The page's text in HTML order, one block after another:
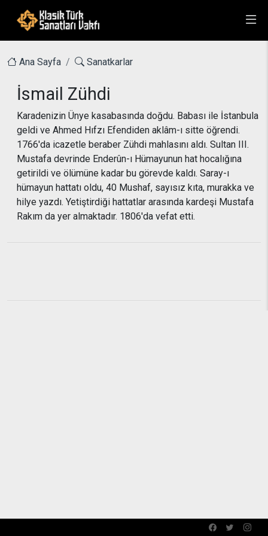
Ana Sayfa Sanatkarlar
İsmail Zühdi
Karadenizin Ünye kasabasında doğdu. Babası ile İstanbula
geldi ve Ahmed Hıfzı Efendiden aklâm-ı sitte öğrendi.
1766'da icazetle beraber Zühdi mahlasını aldı. Sultan III.
Mustafa devrinde Enderûn-ı Hümayunun hat hocalığına
getirildi ve ölümüne kadar bu görevde kaldı. Saray-ı
hümayun hattatı oldu, 40 Mushaf, sayısız kıta, murakka ve
hilye yazdı. Yetiştirdiği hattatlar arasında kardeşi Mustafa
Rakım da yer almaktadır. 1806'da vefat etti.